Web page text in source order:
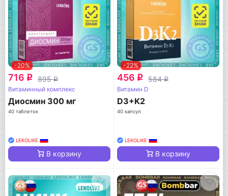
-20%
716 q 895q
Витаминный комплекс
Диосмин 300 мг
40 таблеток
LEKOLIKE
В корзину
-22%
456 q 584q
Витамин D
D3+K2
40 капсул
LEKOLIKE
В корзину